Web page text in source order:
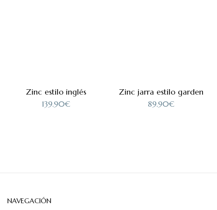
Zinc estilo inglés
139.90€
Zinc jarra estilo garden
89.90€
NAVEGACIÓN